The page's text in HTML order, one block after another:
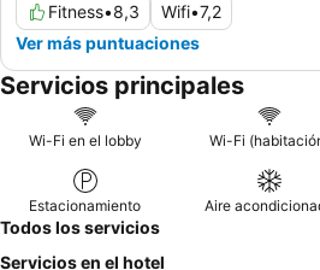
Fitness•8,3 Wifi•7,2
Ver más puntuaciones
Servicios principales
Wi-Fi en el lobby Wi-Fi
Estacionamiento Aire
Todos los servicios
Servicios en el hotel